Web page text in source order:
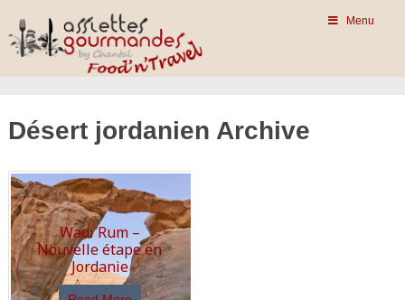
Menu
Désert jordanien Archive
Wadi Rum –
Nouvelle étape en
Jordanie